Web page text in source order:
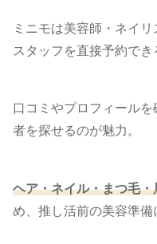
ミニモは美容師・ネイ
スタッフを直接予約でき
口コミやプロフィール
者を探せるのが魅力。
ヘア・ネイル・まつ毛
め、推し活前の美容準備